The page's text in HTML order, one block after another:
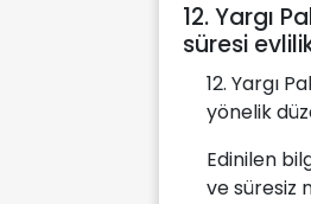
12. Yargı
süresi
12. Yargı
yönelik
Edinilen
ve süresiz